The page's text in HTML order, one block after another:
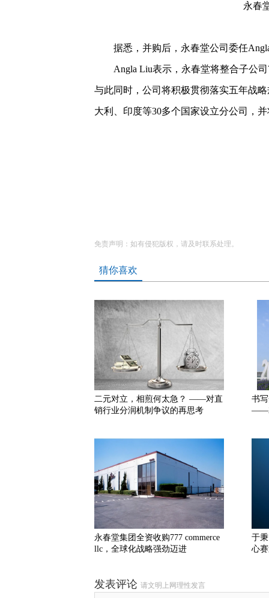
永春
据悉，并购后，永春堂公司委任
Angla Liu表示，永春堂将整合子公
与此同时，公司将积极贯彻落实五年战
大利、印度等30多个国家设立分公司，
免责声明：如有侵犯版权，请及时联系处理。
猜你喜欢
二元对立，相煎何太急？ ——对直
销行业分润机制争议的再思考
书
永春堂集团全资收购777 commerce
llc，全球化战略强劲迈进
于
心
发表评论 请文明上网理性发言